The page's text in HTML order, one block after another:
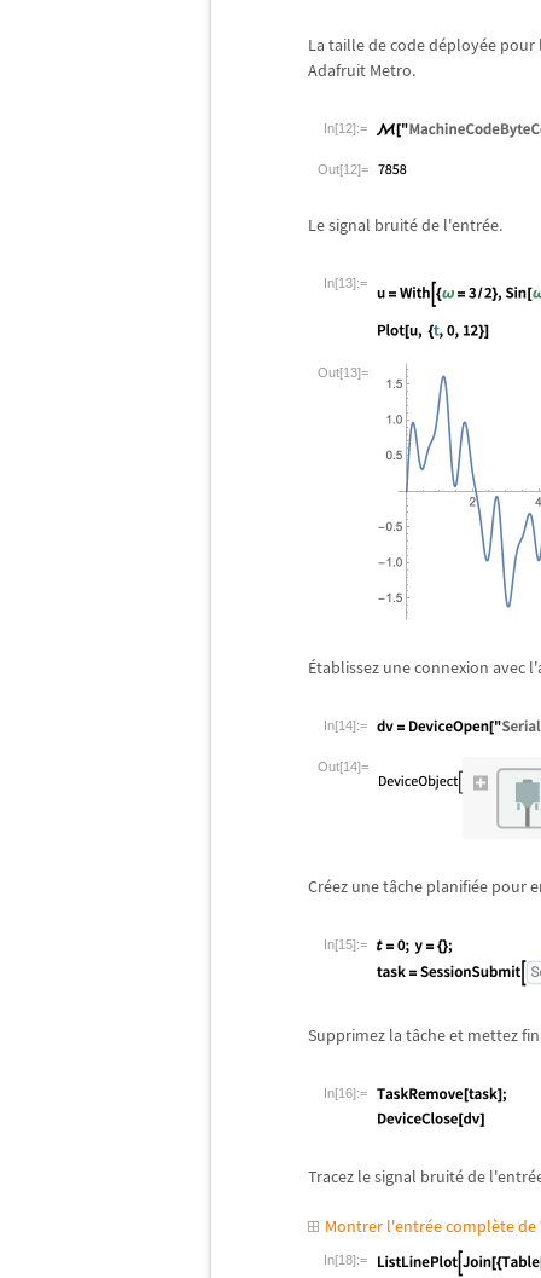
La taille de code déployée pour
Adafruit Metro.
In[12]:=
Out[12]=
Le signal bruitéde l'entrée.
In[13]:=
Out[13]=
Établissez une connexion avec
In[14]:=
Out[14]=
Créez une tâche planifiée pour
In[15]:=
Supprimez la tâche et mettez
In[16]:=
Tracez le signal bruitéde l'entré
Montrer l'entrée complète de
In[18]:=